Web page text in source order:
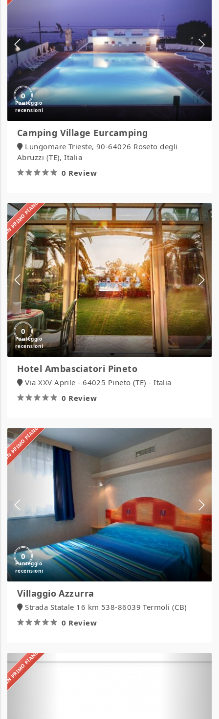
0
Camping Village Eurcamping
Lungomare Trieste, 90-64026 Roseto degli
Abruzzi (TE), Italia
0 Review
IN PRIMO PIANO
0
Hotel
Ambasciatori
Pineto
Hotel Ambasciatori Pineto
Via XXV Aprile - 64025 Pineto (TE) - Italia
0 Review
IN PRIMO PIANO
0
Azzurra
Villaggio Azzurra
Strada Statale 16 km 538-86039 Termoli (CB)
0 Review
IN PRIMO PIANO